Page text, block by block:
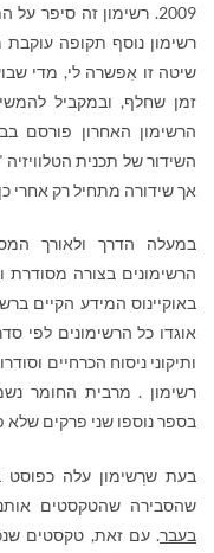
2009. רשימון זה סיפר
רשימון נוסף תקופה עוקבת
שיטה זו אִפשרה לי, מדי
זמן שחלף, ובמקביל
השידור של תכנית
אך שידורה מתחיל רק אחרי
במעלה הדרך ולאורך
הרשימונים בצורה מסודרת
באוקיינוס המידע הקיים
אוגדו כל הרשימונים לפי
ותיקוני ניסוח הכרחיים
רשימון . מרבית החומר
בספר נוספו שני פרקים שלא
בעת שרְשימון עלה
שהסבירה שהטקסטים
בעבר. עם זאת, טקסטים